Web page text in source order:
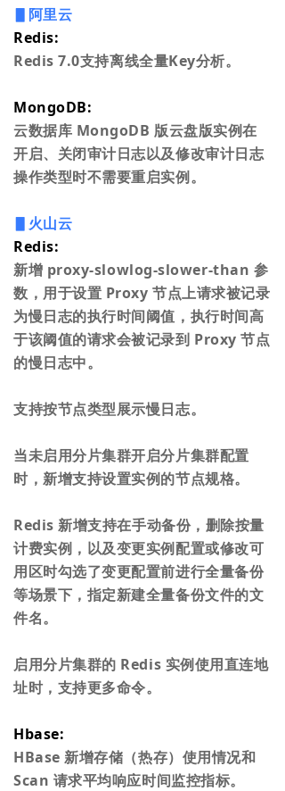
▋阿里云
Redis:
Redis 7.0支持离线全量Key分析。
MongoDB:
云数据库 MongoDB 版云盘版实例在
开启、关闭审计日志以及修改审计日志
操作类型时不需要重启实例。
▋火山云
Redis:
新增 proxy-slowlog-slower-than 参
数，用于设置 Proxy 节点上请求被记录
为慢日志的执行时间阈值，执行时间高
于该阈值的请求会被记录到 Proxy 节点
的慢日志中。
支持按节点类型展示慢日志。
当未启用分片集群开启分片集群配置
时，新增支持设置实例的节点规格。
Redis 新增支持在手动备份，删除按量
计费实例，以及变更实例配置或修改可
用区时勾选了变更配置前进行全量备份
等场景下，指定新建全量备份文件的文
件名。
启用分片集群的 Redis 实例使用直连地
址时，支持更多命令。
Hbase:
HBase 新增存储（热存）使用情况和
Scan 请求平均响应时间监控指标。